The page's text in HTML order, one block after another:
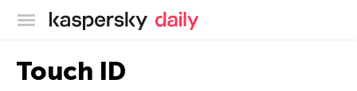
Blog oficial da Kaspersky
Touch ID